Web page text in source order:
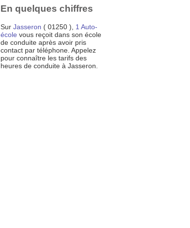
En quelques chiffres
Sur Jasseron ( 01250 ), 1 Auto-
école vous reçoit dans son école
de conduite après avoir pris
contact par téléphone. Appelez
pour connaître les tarifs des
heures de conduite à Jasseron.